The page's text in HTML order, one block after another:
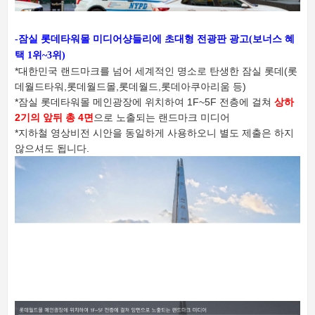
-잠실 롯데타워몰 미디어샹들리에 초대형 전광판 광고(보너스 혜
택 1위~3위)
*대한민국 랜드마크를 넘어 세계적인 명소로 탄생한 잠실 롯데(롯
데월드타워,롯데월드몰,롯데월드,롯데아쿠아리움 등)
*잠실 롯데타워몰 메인광장에 위치하여 1F~5F 전층에 걸쳐 상하
2기의 앞뒤 총 4면 으로 노출되는 랜드마크 미디어
*지하철 영상비전 시안을 동일하게 사용하오니 별도 제출은 하지
않으셔도 됩니다.